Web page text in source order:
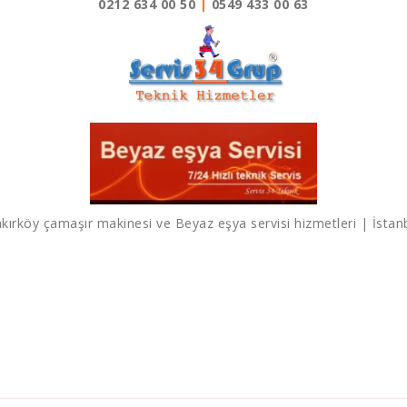
0212 634 00 50 0549 433 00 63
çamaşır makinesi ve Beyaz eşya servisi hizmetleri |